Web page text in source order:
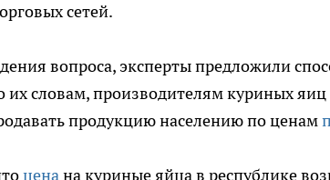
сетей.
вопроса, эксперты предложили
их словам, производителям куриных
продукцию населению по ценам
ценана куриные яйца в республике